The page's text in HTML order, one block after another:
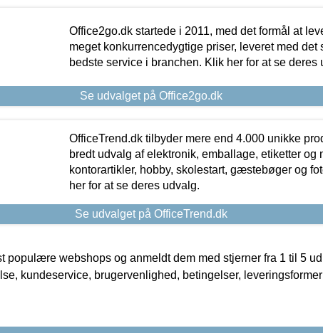
Office2go.dk startede i 2011, med det formål at
meget konkurrencedygtige priser, leveret med det
bedste service i branchen. Klik her for at se deres
Se udvalget på Office2go.dk
OfficeTrend.dk tilbyder mere end 4.000 unikke
bredt udvalg af elektronik, emballage, etiketter og
kontorartikler, hobby, skolestart, gæstebøger og
her for at se deres udvalg.
Se udvalget på OfficeTrend.dk
populære webshops og anmeldt dem med stjerner fra 1 til 5
kundeservice, brugervenlighed, betingelser,